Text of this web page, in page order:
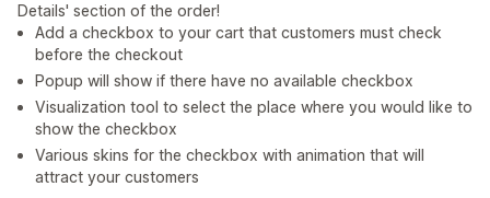
Details' section of the order!
Add a checkbox to your cart that customers must check
before the checkout
Popup will show if there have no available checkbox
Visualization tool to select the place where you would like to
show the checkbox
Various skins for the checkbox with animation that will
attract your customers